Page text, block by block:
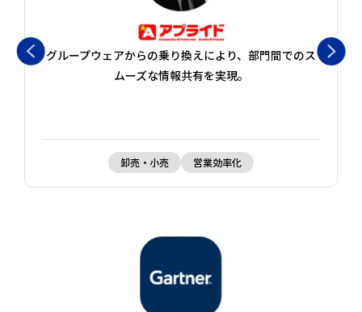
グループウェアからの乗り換えにより、部門間でのス
ムーズな情報共有を実現。
卸売・小売 営業効率化